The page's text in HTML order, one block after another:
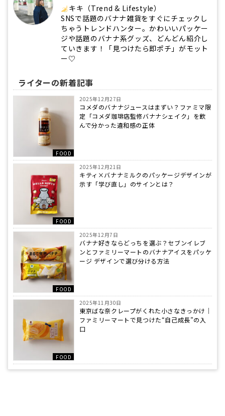
キキ（Trend & Lifestyle）
SNSで話題のバナナ雑貨をすぐにチェックし
ちゃうトレンドハンター。かわいいパッケー
ジや話題のバナナ系グッズ、どんどん紹介し
ていきます！「見つけたら即ポチ」がモット
ー♡
ライターの新着記事
FOOD
2025年12月27日
コメダのバナナジュースはまずい？ファミマ限
定「コメダ珈琲店監修バナナシェイク」を飲
んで分かった違和感の正体
FOOD
2025年12月21日
キティ×バナナミルクのパッケージデザインが
示す「学び直し」のサインとは？
FOOD
2025年12月7日
バナナ好きならどっちを選ぶ？セブンイレブ
ンとファミリーマートのバナナアイスをパッケ
ージ デザインで選び分ける方法
FOOD
2025年11月30日
東京ばな奈クレープがくれた小さなきっかけ｜
ファミリーマートで見つけた“自己成長”の入
口